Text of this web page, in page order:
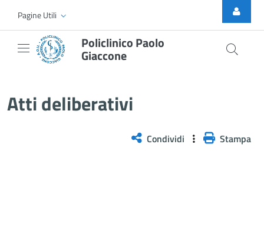
Skip to Main Content
Pagine Utili
Policlinico Paolo
Giaccone
Atti deliberativi
Condividi Stampa